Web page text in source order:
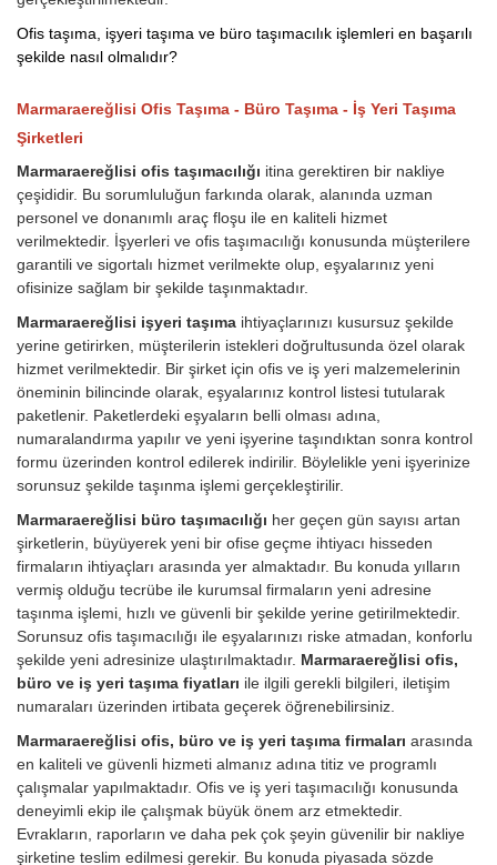
Ofis taşıma, işyeri taşıma ve büro taşımacılık işlemleri en başarılı
şekilde nasıl olmalıdır?
Marmaraereğlisi Ofis Taşıma - Büro Taşıma - İş Yeri Taşıma
Şirketleri
Marmaraereğlisi ofis taşımacılığı itina gerektiren bir nakliye
çeşididir. Bu sorumluluğun farkında olarak, alanında uzman
personel ve donanımlı araç floşu ile en kaliteli hizmet
verilmektedir. İşyerleri ve ofis taşımacılığı konusunda müşterilere
garantili ve sigortalı hizmet verilmekte olup, eşyalarınız yeni
ofisinize sağlam bir şekilde taşınmaktadır.
Marmaraereğlisi işyeri taşıma ihtiyaçlarınızı kusursuz şekilde
yerine getirirken, müşterilerin istekleri doğrultusunda özel olarak
hizmet verilmektedir. Bir şirket için ofis ve iş yeri malzemelerinin
öneminin bilincinde olarak, eşyalarınız kontrol listesi tutularak
paketlenir. Paketlerdeki eşyaların belli olması adına,
numaralandırma yapılır ve yeni işyerine taşındıktan sonra kontrol
formu üzerinden kontrol edilerek indirilir. Böylelikle yeni işyerinize
sorunsuz şekilde taşınma işlemi gerçekleştirilir.
Marmaraereğlisi büro taşımacılığı her geçen gün sayısı artan
şirketlerin, büyüyerek yeni bir ofise geçme ihtiyacı hisseden
firmaların ihtiyaçları arasında yer almaktadır. Bu konuda yılların
vermiş olduğu tecrübe ile kurumsal firmaların yeni adresine
taşınma işlemi, hızlı ve güvenli bir şekilde yerine getirilmektedir.
Sorunsuz ofis taşımacılığı ile eşyalarınızı riske atmadan, konforlu
şekilde yeni adresinize ulaştırılmaktadır. Marmaraereğlisi ofis,
büro ve iş yeri taşıma fiyatları ile ilgili gerekli bilgileri, iletişim
numaraları üzerinden irtibata geçerek öğrenebilirsiniz.
Marmaraereğlisi ofis, büro ve iş yeri taşıma firmaları arasında
en kaliteli ve güvenli hizmeti almanız adına titiz ve programlı
çalışmalar yapılmaktadır. Ofis ve iş yeri taşımacılığı konusunda
deneyimli ekip ile çalışmak büyük önem arz etmektedir.
Evrakların, raporların ve daha pek çok şeyin güvenilir bir nakliye
şirketine teslim edilmesi gerekir. Bu konuda piyasada sözde